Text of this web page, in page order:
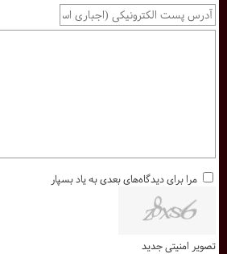
مرا برای دیدگاه‌های بعدی به یاد بسپار
تصویر امنیتی جدید